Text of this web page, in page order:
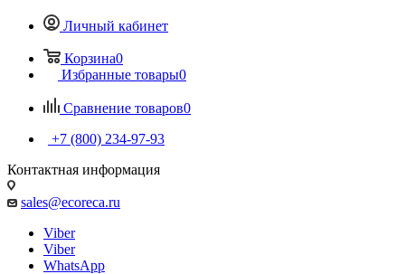
Личный кабинет
Корзина0
Избранные товары0
Сравнение товаров0
+7 (800) 234-97-93
Контактная информация
sales@ecoreca.ru
Viber
Viber
WhatsApp